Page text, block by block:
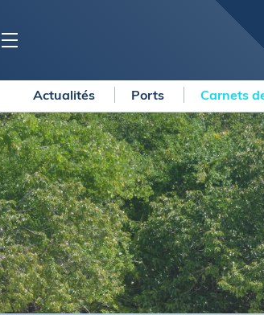
BLOC MARINE
Ports
Carnets de voyage
Dossiers de la rédaction
Collection Bloc Marine
Application Bloc Marine
Règlementation
BATEAUX
Courses
Régates
La
Transat
Vendée
Arkea
Route du
Actualités Ports Carnets